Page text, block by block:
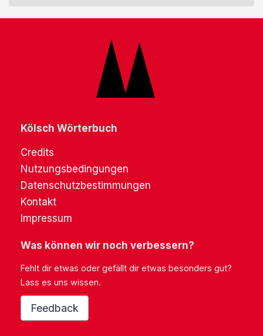
Kölsch Wörterbuch
Credits
Nutzungsbedingungen
Datenschutzbestimmungen
Kontakt
Impressum
Was können wir noch verbessern?
Fehlt dir etwas oder gefällt dir etwas besonders gut?
Lass es uns wissen.
Feedback